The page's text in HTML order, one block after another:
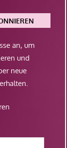
an, um
und
neue